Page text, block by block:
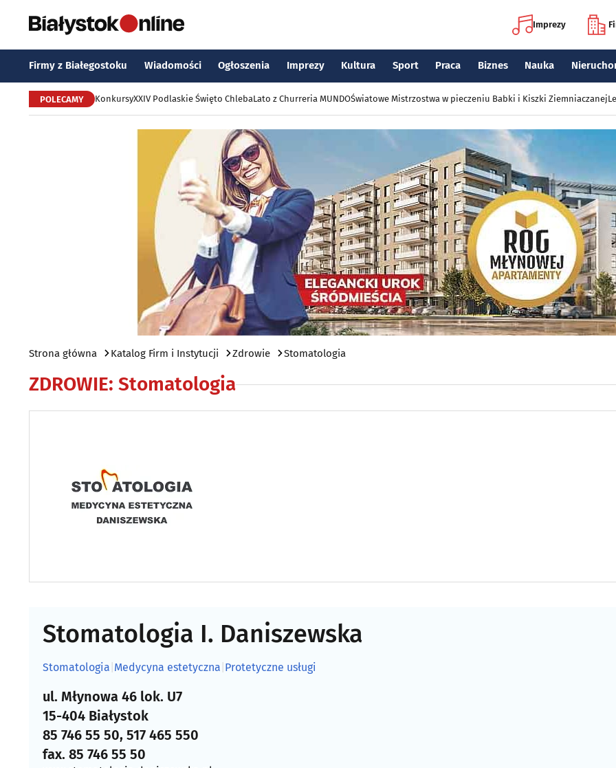
Imprezy
Firmy z Białegostoku Wiadomości Ogłoszenia Imprezy Kultura Sport Praca Biznes Nauka
POLECAMY KonkursyXXIV Podlaskie Święto ChlebaLato z Churreria MUNDOŚwiatowe Mistrzostwa w pieczeniu Babki i Kiszki Ziemniaczanej
Strona główna Katalog Firm i Instytucji Zdrowie Stomatologia
ZDROWIE: Stomatologia
Stomatologia I. Daniszewska
Stomatologia Medycyna estetyczna Protetyczne usługi
ul. Młynowa 46 lok. U7
15-404 Białystok
85 746 55 50, 517 465 550
fax. 85 746 55 50